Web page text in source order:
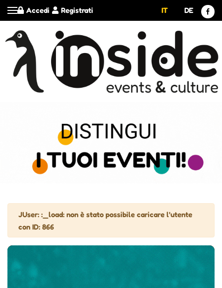
Registrati
Accedi IT DE
Attenzione
JUser: :_load: non è stato possibile caricare l'utente
con ID: 866